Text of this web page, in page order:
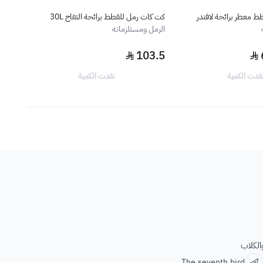
لافندر
نفدت الكمية
كت كات رمل للقطط برائحة التفاح 30L
الرمل ومستلزماته
103.5
نفدت الكمية